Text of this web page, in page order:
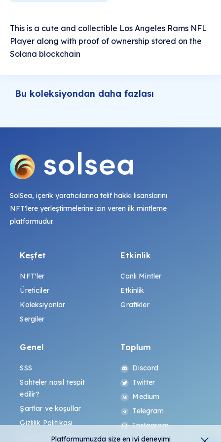
This is a cute and collectible Los Angeles Rams NFL
Player along with proof of ownership stored on the
Solana blockchain
Bu koleksiyondan daha fazlası
SolSea, içerik yaratıcılarına telif hakkı lisanslarını
NFT'lere yerleştirmelerine izin veren ilk mintleme
platformudur.
Keşfet
NFT'ler
Üreticiler
Koleksiyonlar
Sergiler
Etkinlik
Canlı Mintler
Etkinlik
Grafikler
Genel
SSS
Sahteler nasıl tespit
edilir?
Şartlar ve koşullar
Gizlilik Politikası
All-Art Protokolü
Toplum
Discord
Twitter
Medium
Telegram
Instagram
Platformumuzda size en iyi deneyimi